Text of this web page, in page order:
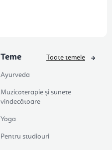
Teme
Ayurveda
Muzicoterapie și sunete
vindecătoare
Yoga
Pentru studiouri
Toate temele